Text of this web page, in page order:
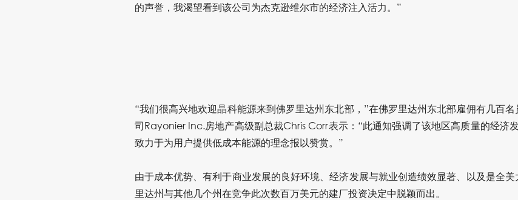
的声誉，我渴望看到该公司为杰克逊维尔市的经济注入活力。”
“我们很高兴地欢迎晶科能源来到佛罗里达州东北部，”在佛罗里达州东北部雇佣有几百
司Rayonier Inc.房地产高级副总裁Chris Corr表示：“此通知强调了该地区高质量的经济
致力于为用户提供低成本能源的理念报以赞赏。”
由于成本优势、有利于商业发展的良好环境、经济发展与就业创造绩效显著、以及是全
里达州与其他几个州在竞争此次数百万美元的建厂投资决定中脱颖而出。